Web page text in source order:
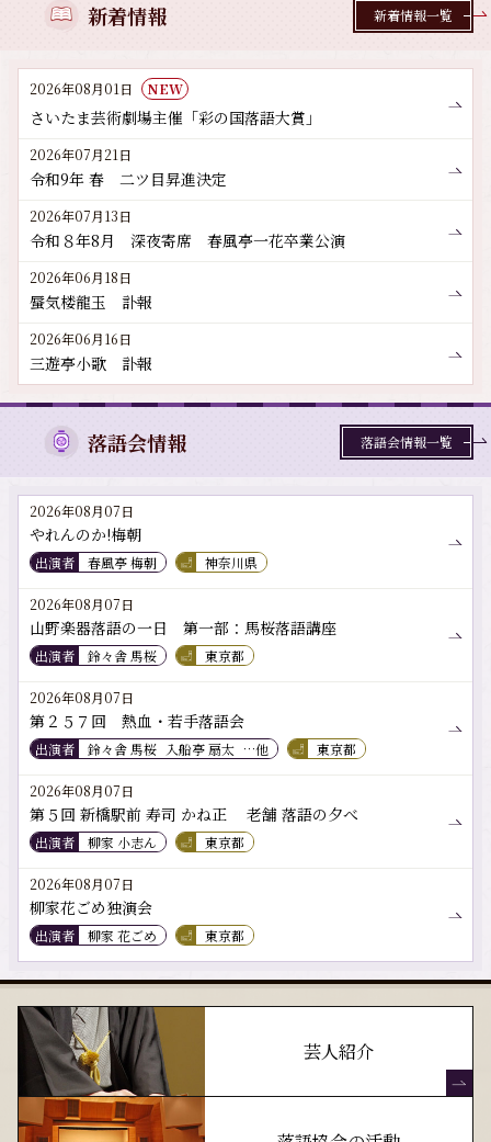
新着情報
2026年08月01日 NEW
さいたま芸術劇場主催「彩の国落語大賞」
2026年07月21日
令和9年 春 二ツ目昇進決定
2026年07月13日
令和８年8月 深夜寄席 春風亭一花卒業公演
2026年06月18日
蜃気楼龍玉 訃報
2026年06月16日
三遊亭小歌 訃報
新着情報一覧
落語会情報
2026年08月07日
やれんのか!梅朝
出演者 春風亭 梅朝 神奈川県
2026年08月07日
山野楽器落語の一日 第一部：馬桜落語講座
出演者 鈴々舎 馬桜 東京都
2026年08月07日
第２５７回 熱血・若手落語会
出演者 鈴々舎 馬桜 入船亭 扇太 …他 東京都
2026年08月07日
第５回 新橋駅前 寿司 かね正 老舗 落語の夕べ
出演者 柳家 小志ん 東京都
2026年08月07日
柳家花ごめ独演会
出演者 柳家 花ごめ 東京都
落語会情報一覧
芸人紹介